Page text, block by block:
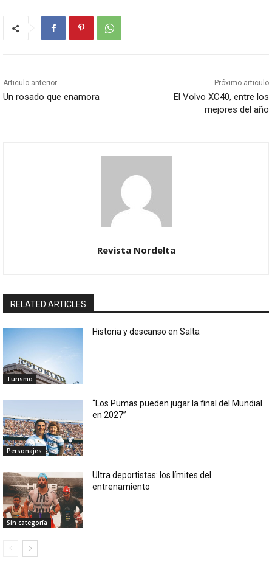
Articulo anterior
Un rosado que enamora
Próximo articulo
El Volvo XC40, entre los
mejores del año
Revista Nordelta
RELATED ARTICLES
Turismo
Historia y descanso en Salta
Personajes
“Los Pumas pueden jugar la final del Mundial
en 2027”
Sin categoría
Ultra deportistas: los límites del
entrenamiento